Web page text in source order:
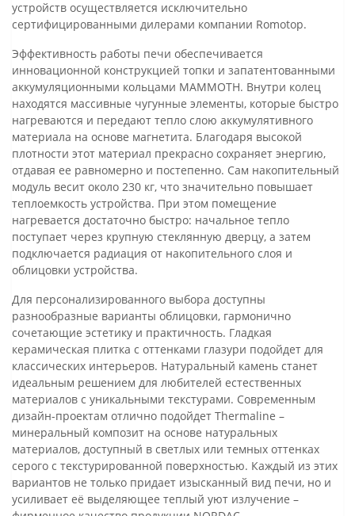
устройств осуществляется исключительно
сертифицированными дилерами компании Romotop.
Эффективность работы печи обеспечивается
инновационной конструкцией топки и запатентованными
аккумуляционными кольцами MAMMOTH. Внутри колец
находятся массивные чугунные элементы, которые быстро
нагреваются и передают тепло слою аккумулятивного
материала на основе магнетита. Благодаря высокой
плотности этот материал прекрасно сохраняет энергию,
отдавая ее равномерно и постепенно. Сам накопительный
модуль весит около 230 кг, что значительно повышает
теплоемкость устройства. При этом помещение
нагревается достаточно быстро: начальное тепло
поступает через крупную стеклянную дверцу, а затем
подключается радиация от накопительного слоя и
облицовки устройства.
Для персонализированного выбора доступны
разнообразные варианты облицовки, гармонично
сочетающие эстетику и практичность. Гладкая
керамическая плитка с оттенками глазури подойдет для
классических интерьеров. Натуральный камень станет
идеальным решением для любителей естественных
материалов с уникальными текстурами. Современным
дизайн-проектам отлично подойдет Thermaline –
минеральный композит на основе натуральных
материалов, доступный в светлых или темных оттенках
серого с текстурированной поверхностью. Каждый из этих
вариантов не только придает изысканный вид печи, но и
усиливает её выделяющее теплый уют излучение –